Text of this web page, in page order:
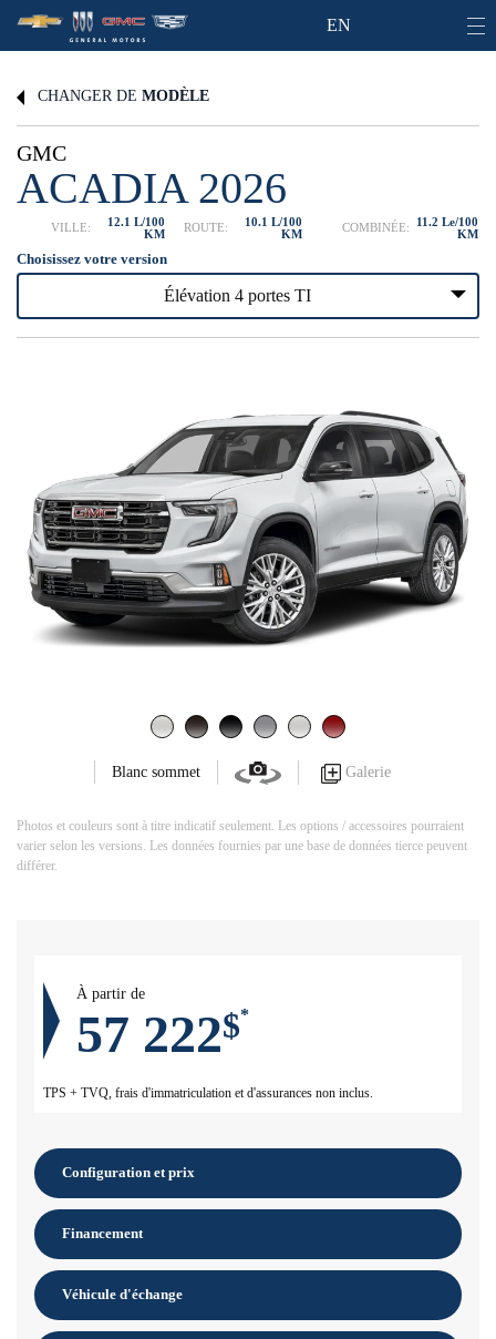
EN
CHANGER DE MODÈLE
GMC
ACADIA 2026
VILLE:
12.1 L/100
KM
ROUTE:
10.1 L/100
KM
COMBINÉE:
11.2 Le/100
KM
Choisissez votre version
Élévation 4 portes TI
Blanc sommet Galerie
Photos et couleurs sont à titre indicatif seulement. Les options / accessoires pourraient
varier selon les versions. Les données fournies par une base de données tierce peuvent
différer.
À partir de
57 222$*
TPS + TVQ, frais d'immatriculation et d'assurances non inclus.
Configuration et prix
Financement
Véhicule d'échange